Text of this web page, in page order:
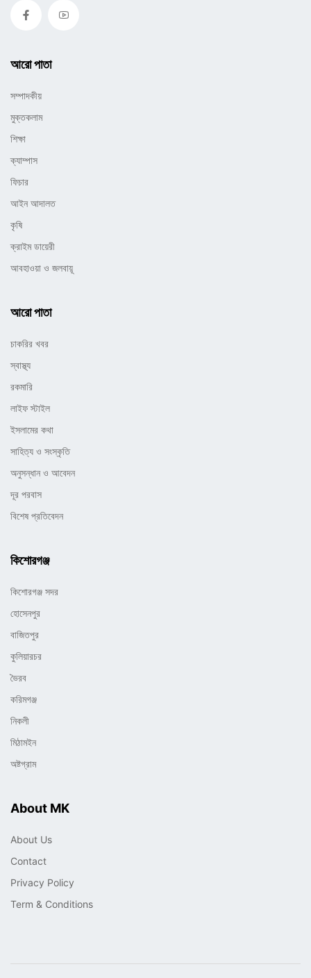
আরো পাতা
সম্পাদকীয়
মুক্তকলাম
শিক্ষা
ক্যাম্পাস
ফিচার
আইন আদালত
কৃষি
ক্রাইম ডায়েরী
আবহাওয়া ও জলবায়ূ
আরো পাতা
চাকরির খবর
স্বাস্থ্য
রকমারি
লাইফ স্টাইল
ইসলামের কথা
সাহিত্য ও সংস্কৃতি
অনুসন্ধান ও আবেদন
দূর পরবাস
বিশেষ প্রতিবেদন
কিশোরগঞ্জ
কিশোরগঞ্জ সদর
হোসেনপুর
বাজিতপুর
কুলিয়ারচর
ভৈরব
করিমগঞ্জ
নিকলী
মিঠামইন
অষ্টগ্রাম
About MK
About Us
Contact
Privacy Policy
Term & Conditions